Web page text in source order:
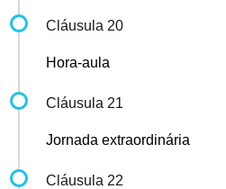
Cláusula 20
Hora-aula
Cláusula 21
Jornada extraordinária
Cláusula 22